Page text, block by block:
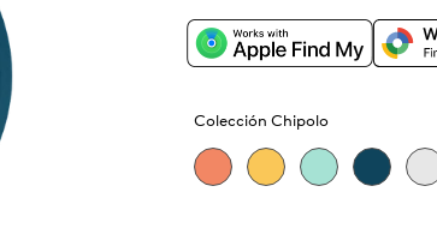
control a través de
para que puedas
móvil, en la app
Colección Chipolo